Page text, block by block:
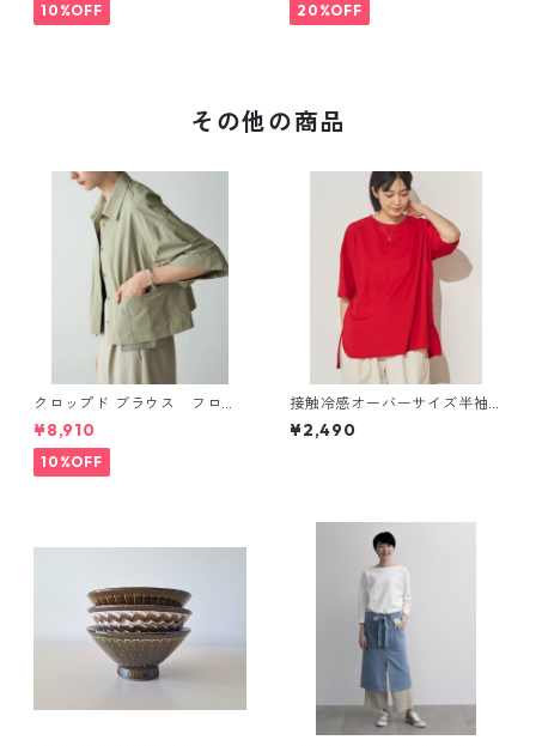
10%OFF 20%OFF
その他の商品
クロップド ブラウス フロン
トの大きめなポケットがアク
セントの効いたブラウス ト
ップス
¥8,910
10%OFF
接触冷感オーバーサイズ半袖
プルオーバ トップス
¥2,490